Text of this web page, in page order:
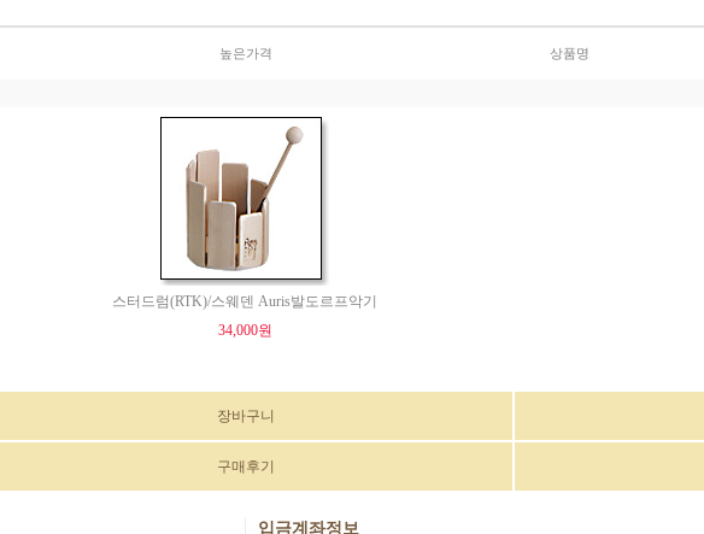
높은가격 상품명
스터드럼(RTK)/스웨덴 Auris발도르프악기
34,000원
장바구니
구매후기
입금계좌정보